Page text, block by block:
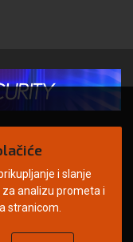
2026. | ARILEO
i slanje
analizu prometa i
stranicom.